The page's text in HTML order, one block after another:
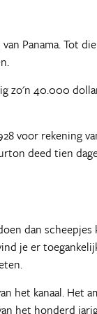
Panama. Tot
zo'n 40.000
voor rekening
deed tien
dan
je er
het kanaal. Het
het honderd